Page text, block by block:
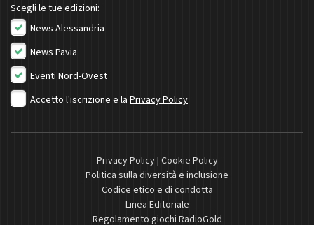
Scegli le tue edizioni:
News Alessandria
News Pavia
Eventi Nord-Ovest
Accetto l'iscrizione e la Privacy Policy
Privacy Policy| Cookie Policy
Politica sulla diversità e inclusione
Codice etico e di condotta
Linea Editoriale
Regolamento giochi RadioGold